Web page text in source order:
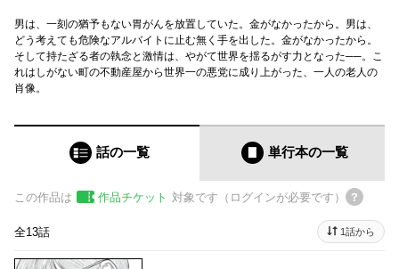
男は、一刻の猶予もない胃がんを放置していた。金がなかったから。男は、
どう考えても危険なアルバイトに止む無く手を出した。金がなかったから。
そして持たざる者の執念と激情は、やがて世界を揺るがす力となった──。こ
れはしがない町の不動産屋から世界一の悪党に成り上がった、一人の老人の
肖像。
話の一覧 単行本の一覧
この作品は 作品チケット 対象です（ログインが必要です）
全13話 1話から